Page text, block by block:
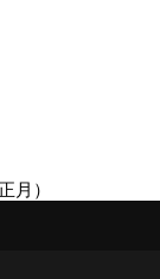
月）